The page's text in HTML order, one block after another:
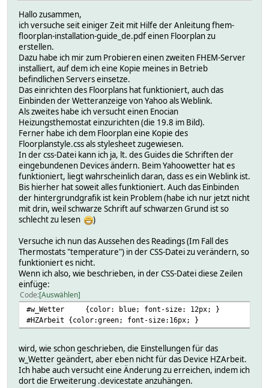
Hallo zusammen,
ich versuche seit einiger Zeit mit Hilfe der Anleitung fhem-
floorplan-installation-guide_de.pdf einen Floorplan zu
erstellen.
Dazu habe ich mir zum Probieren einen zweiten FHEM-Server
installiert, auf dem ich eine Kopie meines in Betrieb
befindlichen Servers einsetze.
Das einrichten des Floorplans hat funktioniert, auch das
Einbinden der Wetteranzeige von Yahoo als Weblink.
Als zweites habe ich versucht einen Enocian
Heizungsthemostat einzurichten (die 19.8 im Bild).
Ferner habe ich dem Floorplan eine Kopie des
Floorplanstyle.css als stylesheet zugewiesen.
In der css-Datei kann ich ja, lt. des Guides die Schriften der
eingebundenen Devices ändern. Beim Yahoowetter hat es
funktioniert, liegt wahrscheinlich daran, dass es ein Weblink ist.
Bis hierher hat soweit alles funktioniert. Auch das Einbinden
der hintergrundgrafik ist kein Problem (habe ich nur jetzt nicht
mit drin, weil schwarze Schrift auf schwarzen Grund ist so
schlecht zu lesen
)
Versuche ich nun das Aussehen des Readings (Im Fall des
Thermostats "temperature") in der CSS-Datei zu verändern, so
funktioniert es nicht.
Wenn ich also, wie beschrieben, in der CSS-Datei diese Zeilen
einfüge:
Code Auswählen
#w_Wetter {color: blue; font-size: 12px; }
#HZArbeit {color:green; font-size:16px; }
wird, wie schon geschrieben, die Einstellungen für das
w_Wetter geändert, aber eben nicht für das Device HZArbeit.
Ich habe auch versucht eine Änderung zu erreichen, indem ich
dort die Erweiterung .devicestate anzuhängen.